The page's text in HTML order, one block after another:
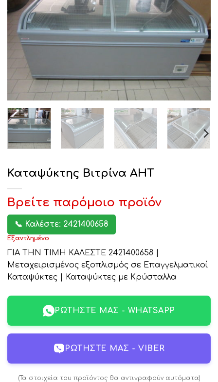
Καταψύκτης Βιτρίνα AHT
Βρείτε παρόμοιο προϊόν
📞 Καλέστε: 2421400658
Εξαντλημένο
ΓΙΑ ΤΗΝ ΤΙΜΗ ΚΑΛΕΣΤΕ 2421400658 |
Μεταχειρισμένος εξοπλισμός σε Επαγγελματικοί
Καταψύκτες | Καταψύκτες με Κρύσταλλα
ΡΩΤΉΣΤΕ ΜΑΣ - WHATSAPP
ΡΩΤΉΣΤΕ ΜΑΣ - VIBER
(Τα στοιχεία του προϊόντος θα αντιγραφούν αυτόματα)